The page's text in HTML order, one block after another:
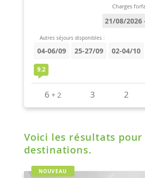
Voici les résultats
destinations.